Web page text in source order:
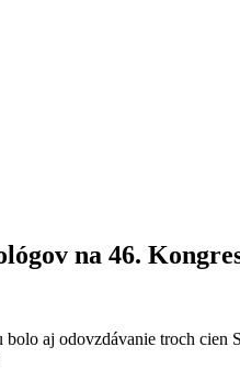
na 46.
aj odovzdávanie troch